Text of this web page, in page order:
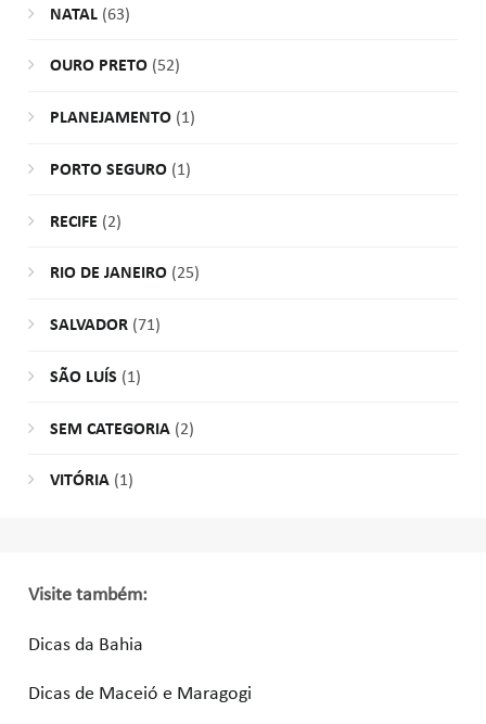
NATAL(63)
OURO PRETO(52)
PLANEJAMENTO(1)
PORTO SEGURO(1)
RECIFE (2)
RIO DE JANEIRO(25)
SALVADOR(71)
SÃO LUÍS (1)
SEM CATEGORIA(2)
VITÓRIA(1)
Visite também:
Dicas da Bahia
Dicas de Maceió e Maragogi